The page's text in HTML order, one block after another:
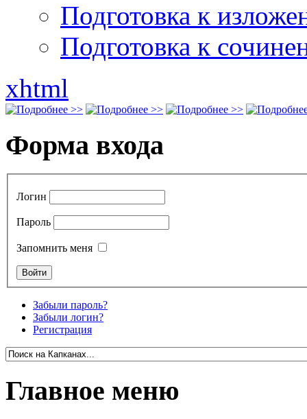
Подготовка к
Подготовка к
xhtml
Форма входа
Логин
Пароль
Запомнить меня
Забыли пароль?
Забыли логин?
Регистрация
Главное меню